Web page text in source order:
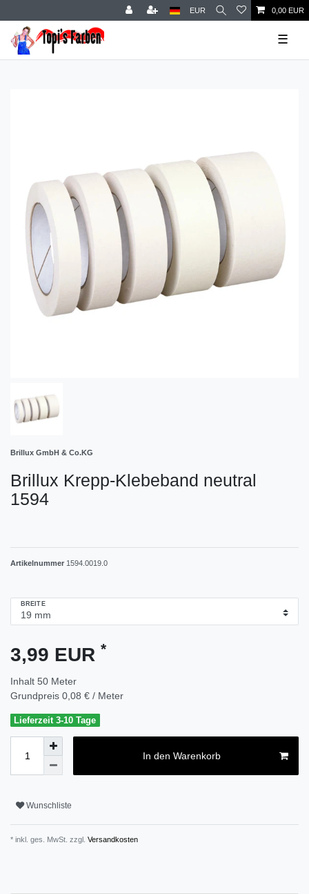
EUR 0,00 EUR
☰
Brillux GmbH & Co.KG
Brillux Krepp-Klebeband neutral
1594
Artikelnummer 1594.0019.0
BREITE
3,99 EUR *
Inhalt 50 Meter
Grundpreis 0,08 € / Meter
Lieferzeit 3-10 Tage
In den Warenkorb
Wunschliste
* inkl. ges. MwSt. zzgl. Versandkosten